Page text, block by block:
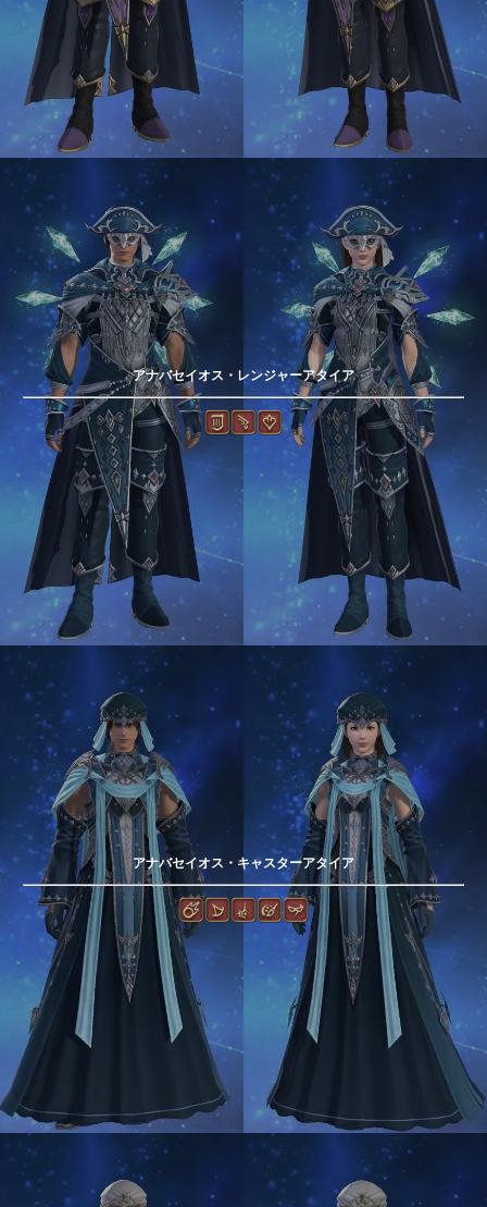
アナバセイオス・レンジャーアタイア
アナバセイオス・キャスターアタイア